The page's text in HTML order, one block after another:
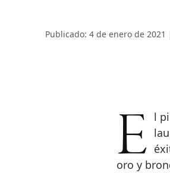
Publicado: 4 de enero de 2021
El piragüista Saúl Craviotto es uno de los deportistas españoles más
oro y